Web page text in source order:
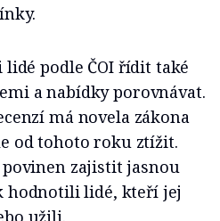
podle ČOI řídit také
a nabídky porovnávat.
má novela zákona
od tohoto roku ztížit.
zajistit jasnou
hodnotili lidé, kteří jej
užili.